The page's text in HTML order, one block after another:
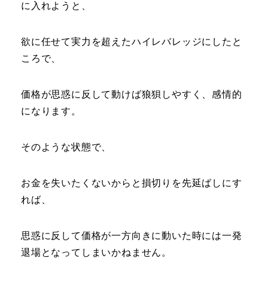
に入れようと、
欲に任せて実力を超えたハイレバレッジにしたと
ころで、
価格が思惑に反して動けば狼狽しやすく、感情的
になります。
そのような状態で、
お金を失いたくないからと損切りを先延ばしにす
れば、
思惑に反して価格が一方向きに動いた時には一発
退場となってしまいかねません。